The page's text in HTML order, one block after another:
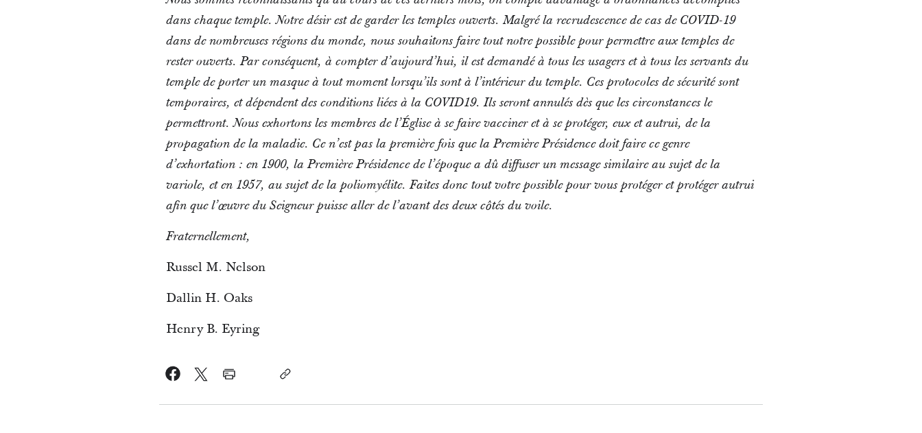
dans chaque temple.Notre désir est de garder les temples ouverts. Malgré la recrudescence de cas de COVID-19
dans de nombreuses régions du monde, nous souhaitons faire tout notre possible pour permettre aux temples de
rester ouverts. Par conséquent, à compter d’aujourd’hui, il est demandé à tous les usagers et à tous les servants du
temple de porter un masque à tout moment lorsqu’ils sont à l’intérieur du temple. Ces protocoles de sécurité sont
temporaires, et dépendent des conditions liées à la COVID19. Ils seront annulés dès que les circonstances le
permettront. Nous exhortons les membres de l’Église à se faire vacciner et à se protéger, eux et autrui, de la
propagation de la maladie. Ce n’est pas la première fois que la Première Présidence doit faire ce genre
d’exhortation : en 1900, la Première Présidence de l’époque a dû diffuser un message similaire au sujet de la
variole, et en 1957, au sujet de la poliomyélite. Faites donc tout votre possible pour vous protéger et protéger autrui
afin que l’œuvre du Seigneur puisse aller de l’avant des deux côtés du voile.
Fraternellement,
Russel M. Nelson
Dallin H. Oaks
Henry B. Eyring